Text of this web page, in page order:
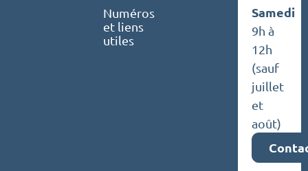
Numéros
et liens
utiles
Samedi
9h à
12h
(sauf
juillet
et
août)